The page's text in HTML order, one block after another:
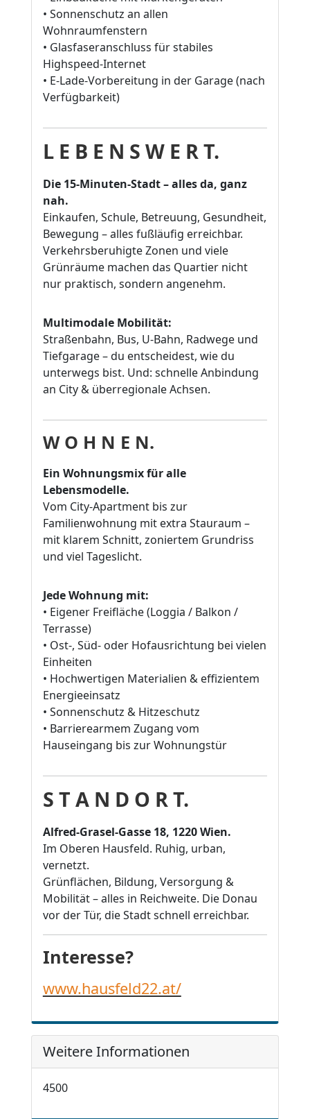
• Sonnenschutz an allen
Wohnraumfenstern
• Glasfaseranschluss für stabiles
Highspeed-Internet
• E-Lade-Vorbereitung in der Garage (nach
Verfügbarkeit)
L E B E N S W E R T.
Die 15-Minuten-Stadt – alles da, ganz
nah.
Einkaufen, Schule, Betreuung, Gesundheit,
Bewegung – alles fußläufig erreichbar.
Verkehrsberuhigte Zonen und viele
Grünräume machen das Quartier nicht
nur praktisch, sondern angenehm.
Multimodale Mobilität:
Straßenbahn, Bus, U-Bahn, Radwege und
Tiefgarage – du entscheidest, wie du
unterwegs bist. Und: schnelle Anbindung
an City & überregionale Achsen.
W O H N E N.
Ein Wohnungsmix für alle
Lebensmodelle.
Vom City-Apartment bis zur
Familienwohnung mit extra Stauraum –
mit klarem Schnitt, zoniertem Grundriss
und viel Tageslicht.
Jede Wohnung mit:
• Eigener Freifläche (Loggia / Balkon /
Terrasse)
• Ost-, Süd- oder Hofausrichtung bei vielen
Einheiten
• Hochwertigen Materialien & effizientem
Energieeinsatz
• Sonnenschutz & Hitzeschutz
• Barrierearmem Zugang vom
Hauseingang bis zur Wohnungstür
S T A N D O R T.
Alfred-Grasel-Gasse 18, 1220 Wien.
Im Oberen Hausfeld. Ruhig, urban,
vernetzt.
Grünflächen, Bildung, Versorgung &
Mobilität – alles in Reichweite. Die Donau
vor der Tür, die Stadt schnell erreichbar.
Interesse?
www.hausfeld22.at/
Weitere Informationen
4500